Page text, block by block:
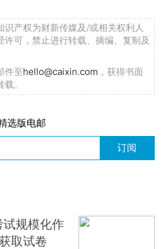
识产权为财新传媒及/或相关权利人
许可，禁止进行转载、摘编、复制及
件至hello@caixin.com ，获得书面
。
选版电邮
订阅
试规模化作
取试卷